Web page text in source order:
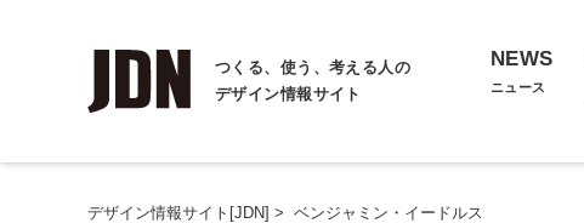
つくる、使う、考える人の
デザイン情報サイト
NEWS
ニュース
デザイン情報サイト[JDN] > ベンジャミン・イードルス